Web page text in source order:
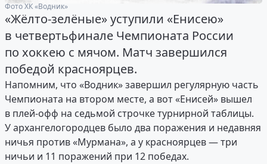
Фото ХК «Водник»
«Жёлто-зелёные» уступили «Енисею»
в четвертьфинале Чемпионата России
по хоккею с мячом. Матч завершился
победой красноярцев.
Напомним, что «Водник» завершил регулярную часть
Чемпионата на втором месте, а вот «Енисей» вышел
в плей-офф на седьмой строчке турнирной таблицы.
У архангелогородцев было два поражения и недавняя
ничья против «Мурмана», а у красноярцев — три
ничьи и 11 поражений при 12 победах.